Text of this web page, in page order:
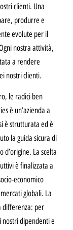
clienti. Una
produrre e
evolute per il
nostra attività,
a rendere
nostri clienti.
le radici ben
è un’azienda a
è strutturata ed è
la guida sicura di
La scelta
è finalizzata a
economico
globali. La
differenza: per
dipendenti e